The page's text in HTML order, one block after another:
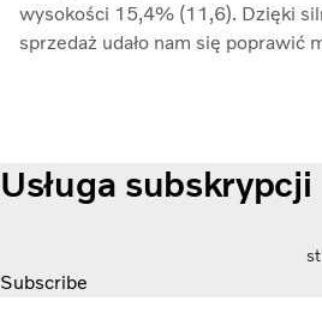
wysokości 15,4% (11,6). Dzięki
sprzedaż udało nam się poprawić
Usługa subskrypcji
Subscribe